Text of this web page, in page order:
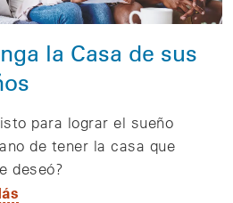
la Casa de sus
para lograr el sueño
de tener la casa que
deseó?